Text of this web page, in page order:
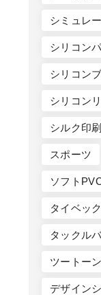
シミュレ
シリコン
シリコン
シリコン
シルク印刷
スポーツ
ソフト
タイベッ
タックル
ツートーン
デザイン